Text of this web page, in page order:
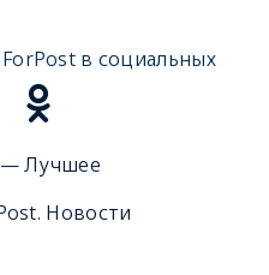
в социальных
Лучшее
Новости